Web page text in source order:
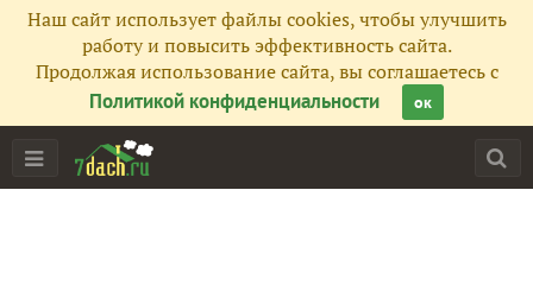
Наш сайт использует файлы cookies, чтобы улучшить
работу и повысить эффективность сайта.
Продолжая использование сайта, вы соглашаетесь с
Политикой конфиденциальности
ок